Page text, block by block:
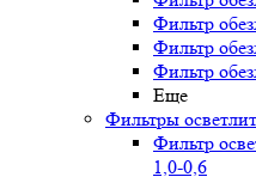
Фильтр
Фильтр
Фильтр
Еще
Фильтры
Фильтр
1,0-0,6